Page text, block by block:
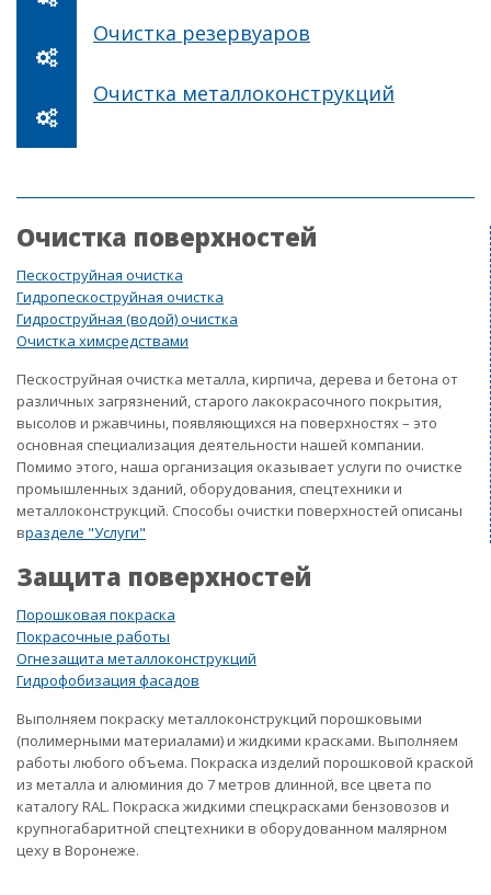
Очистка резервуаров
Очистка металлоконструкций
Очистка поверхностей
Пескоструйная очистка
Гидропескоструйная очистка
Гидроструйная (водой) очистка
Очистка химсредствами
Пескоструйная очистка металла, кирпича, дерева и бетона от
различных загрязнений, старого лакокрасочного покрытия,
высолов и ржавчины, появляющихся на поверхностях – это
основная специализация деятельности нашей компании.
Помимо этого, наша организация оказывает услуги по очистке
промышленных зданий, оборудования, спецтехники и
металлоконструкций. Способы очистки поверхностей описаны
вразделе "Услуги"
Защита поверхностей
Порошковая покраска
Покрасочные работы
Огнезащита металлоконструкций
Гидрофобизация фасадов
Выполняем покраску металлоконструкций порошковыми
(полимерными материалами) и жидкими красками. Выполняем
работы любого объема. Покраска изделий порошковой краской
из металла и алюминия до 7 метров длинной, все цвета по
каталогу RAL. Покраска жидкими спецкрасками бензовозов и
крупногабаритной спецтехники в оборудованном малярном
цеху в Воронеже.